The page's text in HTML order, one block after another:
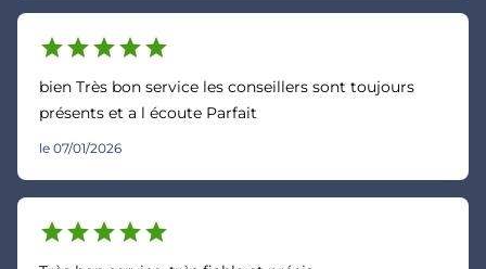
starstarstarstarstar
bien Très bon service les conseillers sont toujours
présents et a l écoute Parfait
le 07/01/2026
starstarstarstarstar